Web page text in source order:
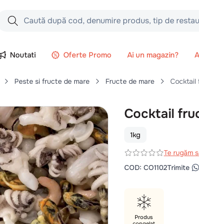
Caută după cod, denumire produs, tip de restaurant,
Căutări populare
3. pui
4 . chifle
5. burger
6.
coaste
7. ceafa
8. aripi
9. croissant
10.pizza
Noutati Oferte Promo Ai un magazin?
Peste si fructe de mare Fructe de mare Cocktail
Cocktail
1kg
Te rugăm
COD: CO1102Trimite
Produs